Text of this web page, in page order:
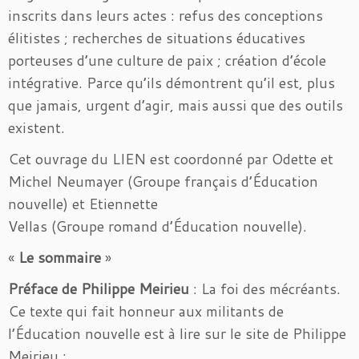
inscrits dans leurs actes : refus des conceptions
élitistes ; recherches de situations éducatives
porteuses d’une culture de paix ; création d’école
intégrative. Parce qu’ils démontrent qu’il est, plus
que jamais, urgent d’agir, mais aussi que des outils
existent.
Cet ouvrage du LIEN est coordonné par Odette et
Michel Neumayer (Groupe français d’Éducation
nouvelle) et Etiennette
Vellas (Groupe romand d’Éducation nouvelle).
« Le sommaire»
Préface de Philippe Meirieu : La foi des mécréants.
Ce texte qui fait honneur aux militants de
l’Éducation nouvelle est à lire sur le site de Philippe